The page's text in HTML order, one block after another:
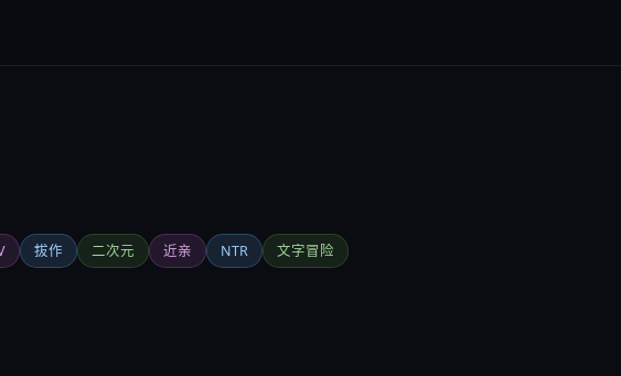
拔作 二次元 近亲 NTR 文字冒险